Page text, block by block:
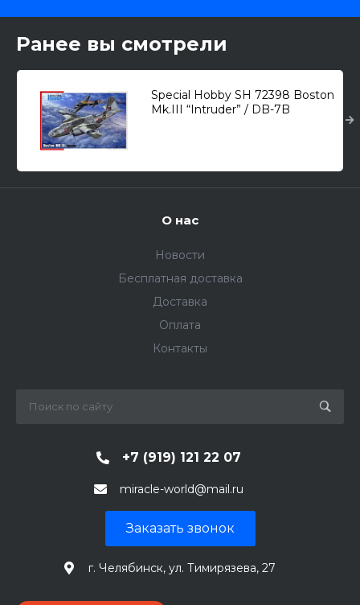
Ранее вы смотрели
Special Hobby SH 72398 Boston
Mk.III “Intruder” / DB-7B
О нас
Новости
Бесплатная доставка
Доставка
Оплата
Контакты
+7 (919) 121 22 07
miracle-world@mail.ru
Заказать звонок
г. Челябинск, ул. Тимирязева, 27